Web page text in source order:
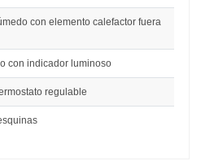
con elemento calefactor fuera
con indicador luminoso
regulable